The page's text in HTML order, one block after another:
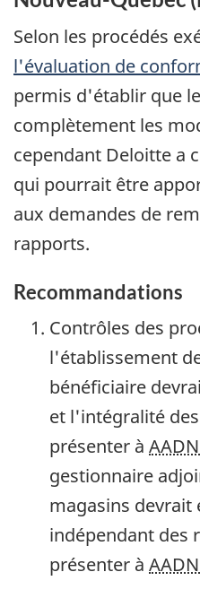
Selon les procédés
l'évaluation de
permis d'établir que
complètement les
cependant Deloitte a
qui pourrait être
aux demandes de
rapports.
Recommandations
Contrôles des
l'établissement
bénéficiaire
et l'intégralité
présenter à
gestionnaire
magasins devrait
indépendant des
présenter à